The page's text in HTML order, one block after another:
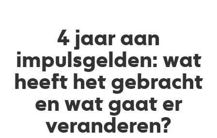
4 jaar aan
impulsgelden: wat
heeft het gebracht
en wat gaat er
veranderen?